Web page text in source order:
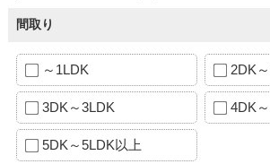
間取り
～1LDK 2DK
3DK～3LDK 4DK
5DK～5LDK以上